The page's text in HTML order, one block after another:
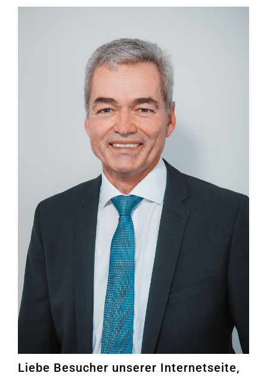
Liebe Besucher unserer Internetseite,